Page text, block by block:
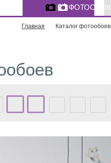
Главная Каталог фотообоев